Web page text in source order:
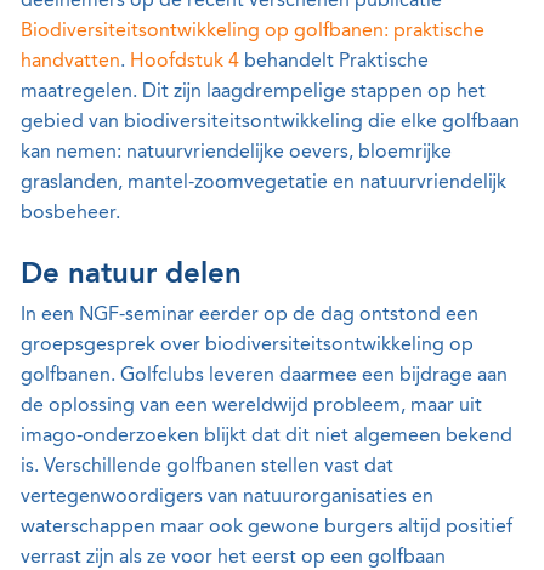
Biodiversiteitsontwikkeling op golfbanen: praktische
handvatten. Hoofdstuk 4 behandelt Praktische
maatregelen. Dit zijn laagdrempelige stappen op het
gebied van biodiversiteitsontwikkeling die elke golfbaan
kan nemen: natuurvriendelijke oevers, bloemrijke
graslanden, mantel-zoomvegetatie en natuurvriendelijk
bosbeheer.
De natuur delen
In een NGF-seminar eerder op de dag ontstond een
groepsgesprek over biodiversiteitsontwikkeling op
golfbanen. Golfclubs leveren daarmee een bijdrage aan
de oplossing van een wereldwijd probleem, maar uit
imago-onderzoeken blijkt dat dit niet algemeen bekend
is. Verschillende golfbanen stellen vast dat
vertegenwoordigers van natuurorganisaties en
waterschappen maar ook gewone burgers altijd positief
verrast zijn als ze voor het eerst op een golfbaan